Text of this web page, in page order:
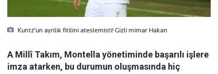
Kuntz’un ayrilik fitilini ateslemisti! Gizli mimar Hakan
A Millî Takım, Montella yönetiminde başarılı işlere
imza atarken, bu durumun oluşmasında hiç